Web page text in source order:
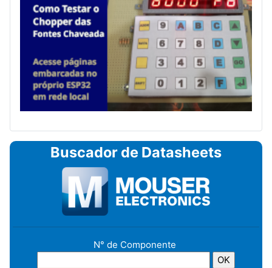
Buscador de Datasheets
N° de Componente